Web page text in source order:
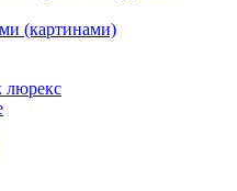
(картинами)
люрекс